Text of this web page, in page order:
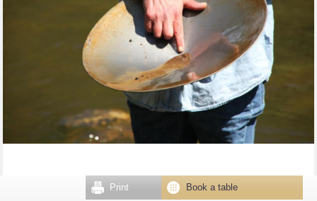
Book a table
Print